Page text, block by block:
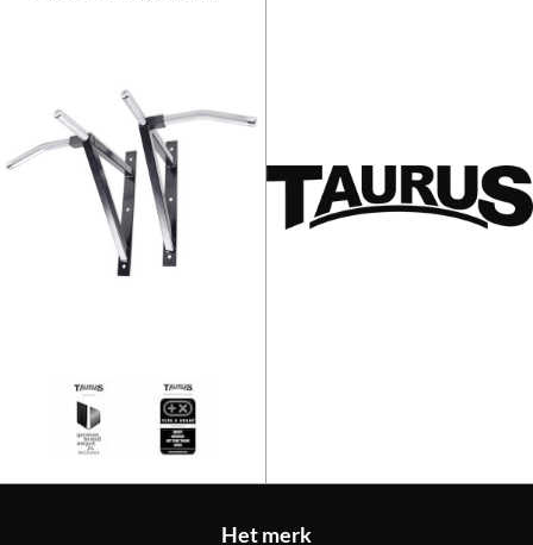
Het merk